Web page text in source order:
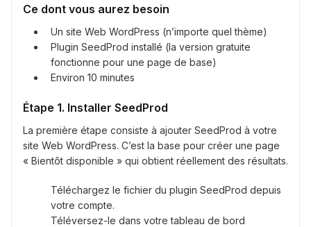
Ce dont vous aurez besoin
Un site Web WordPress (n’importe quel thème)
Plugin SeedProd installé (la version gratuite
fonctionne pour une page de base)
Environ 10 minutes
Étape 1. Installer SeedProd
La première étape consiste à ajouter SeedProd à votre
site Web WordPress. C’est la base pour créer une page
« Bientôt disponible » qui obtient réellement des résultats.
Téléchargez le fichier du plugin SeedProd depuis
votre compte.
Téléversez-le dans votre tableau de bord